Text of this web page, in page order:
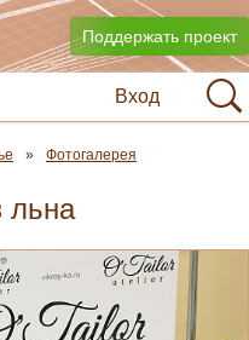
Поддержать проект
Вход
Фотогалерея
льна